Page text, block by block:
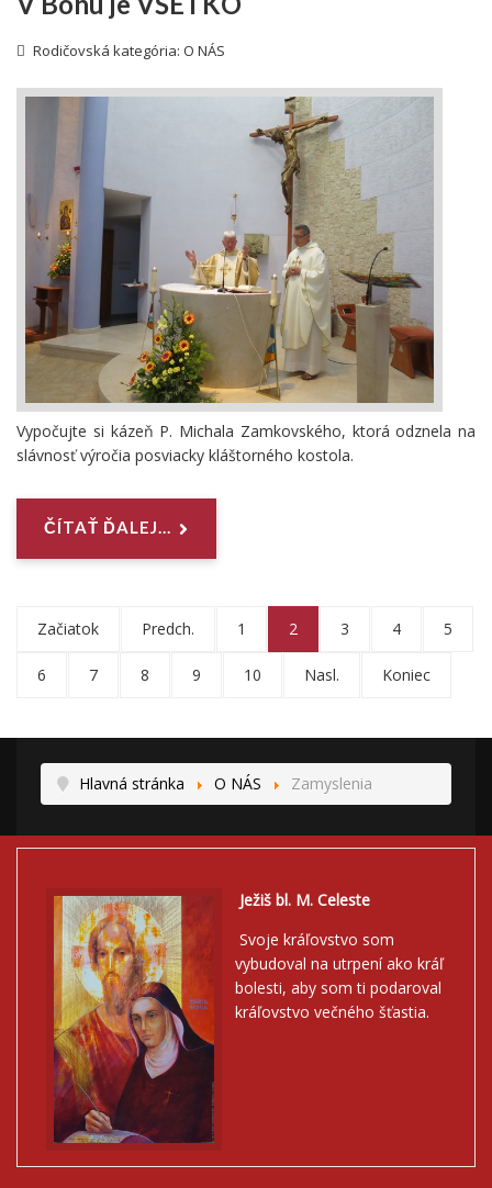
Rodičovská kategória: O NÁS
Vypočujte si kázeň P. Michala Zamkovského, ktorá odznela na
slávnosť výročia posviacky kláštorného kostola.
ČÍTAŤ ĎALEJ...
Začiatok Predch. 1 2 3 4 5
6 7 8 9 10 Nasl. Koniec
Hlavná stránka O NÁS Zamyslenia
Ježiš bl. M. Celeste
Svoje kráľovstvo som
vybudoval na utrpení ako kráľ
bolesti, aby som ti podaroval
kráľovstvo večného šťastia.